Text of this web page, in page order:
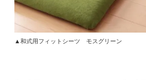
▲和式用フィットシーツ モスグリーン